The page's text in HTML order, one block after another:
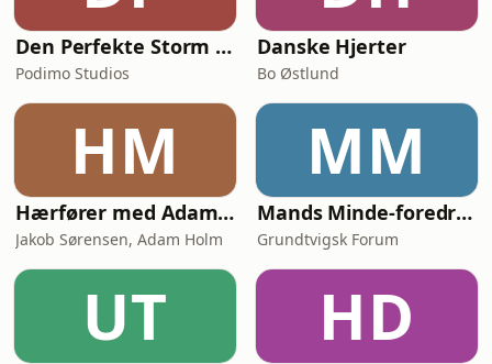
Den Perfekte Storm - Den store samtale om AI
Podimo Studios
Danske Hjerter
Bo Østlund
HM
Hærfører med Adam Holm
Jakob Sørensen, Adam Holm
MM
Mands Minde-foredrag
Grundtvigsk Forum
UT HD